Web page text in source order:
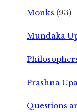
Monks (93)
Mundaka
Prashna
Questions